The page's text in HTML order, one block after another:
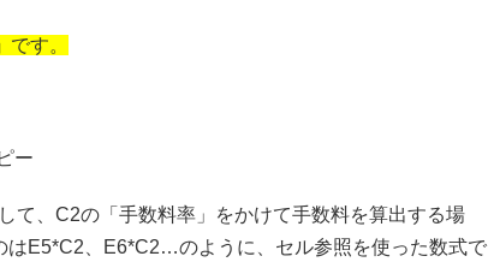
です。
て、C2の「手数料率」をかけて手数料を算出する場
はE5*C2、E6*C2…のように、セル参照を使った数式で